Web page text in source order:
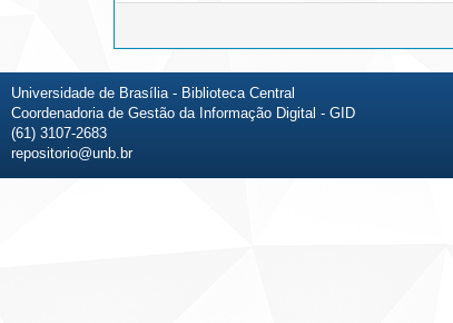
Universidade de Brasília - Biblioteca Central
Coordenadoria de Gestão da Informação Digital - GID
(61) 3107-2683
repositorio@unb.br